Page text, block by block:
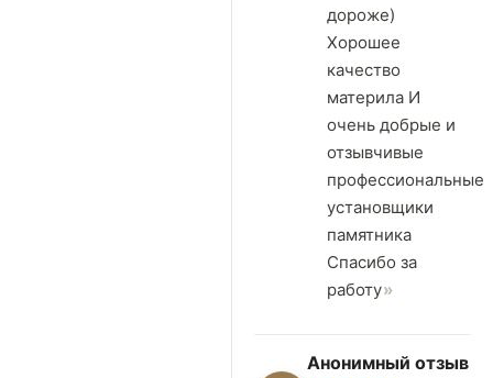
дороже)
Хорошее
качество
материла И
очень добрые и
отзывчивые
профессиональные
установщики
памятника
Спасибо за
работу
Анонимный отзыв